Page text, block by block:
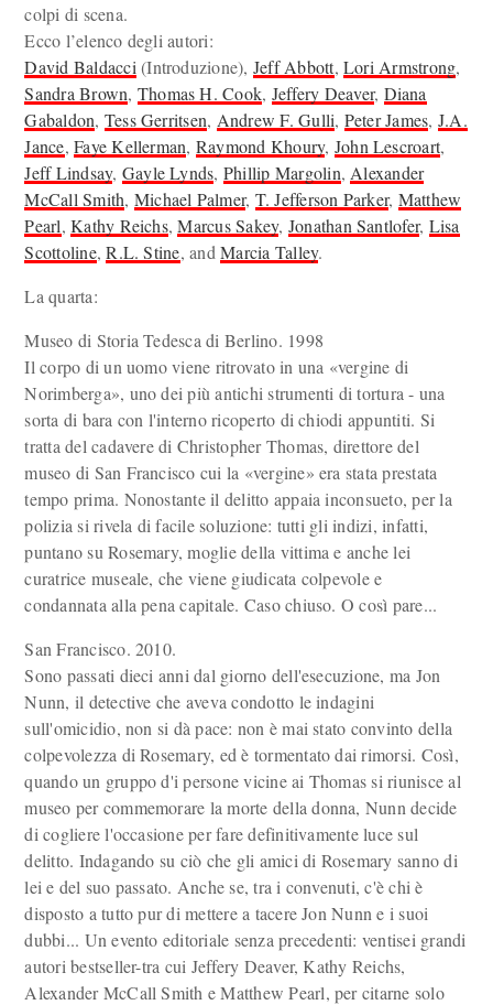
colpi di scena.
Ecco l’elenco degli autori:
David Baldacci (Introduzione), Jeff Abbott, Lori Armstrong,
Sandra Brown, Thomas H. Cook, Jeffery Deaver, Diana
Gabaldon, Tess Gerritsen, Andrew F. Gulli, Peter James, J.A.
Jance,Faye Kellerman, Raymond Khoury, John Lescroart,
Jeff Lindsay, Gayle Lynds, Phillip Margolin, Alexander
McCall Smith, Michael Palmer, T. Jefferson Parker, Matthew
Pearl,Kathy Reichs,Marcus Sakey, Jonathan Santlofer, Lisa
Scottoline,R.L. Stine, andMarcia Talley.
La quarta:
Museo di Storia Tedesca di Berlino. 1998
Il corpo di un uomo viene ritrovato in una «vergine di
Norimberga», uno dei più antichi strumenti di tortura - una
sorta di bara con l'interno ricoperto di chiodi appuntiti. Si
tratta del cadavere di Christopher Thomas, direttore del
museo di San Francisco cui la «vergine» era stata prestata
tempo prima. Nonostante il delitto appaia inconsueto, per la
polizia si rivela di facile soluzione: tutti gli indizi, infatti,
puntano su Rosemary, moglie della vittima e anche lei
curatrice museale, che viene giudicata colpevole e
condannata alla pena capitale. Caso chiuso. O così pare...
San Francisco. 2010.
Sono passati dieci anni dal giorno dell'esecuzione, ma Jon
Nunn, il detective che aveva condotto le indagini
sull'omicidio, non si dà pace: non è mai stato convinto della
colpevolezza di Rosemary, ed è tormentato dai rimorsi. Così,
quando un gruppo d'i persone vicine ai Thomas si riunisce al
museo per commemorare la morte della donna, Nunn decide
di cogliere l'occasione per fare definitivamente luce sul
delitto. Indagando su ciò che gli amici di Rosemary sanno di
lei e del suo passato. Anche se, tra i convenuti, c'è chi è
disposto a tutto pur di mettere a tacere Jon Nunn e i suoi
dubbi... Un evento editoriale senza precedenti: ventisei grandi
autori bestseller-tra cui Jeffery Deaver, Kathy Reichs,
Alexander McCall Smith e Matthew Pearl, per citarne solo